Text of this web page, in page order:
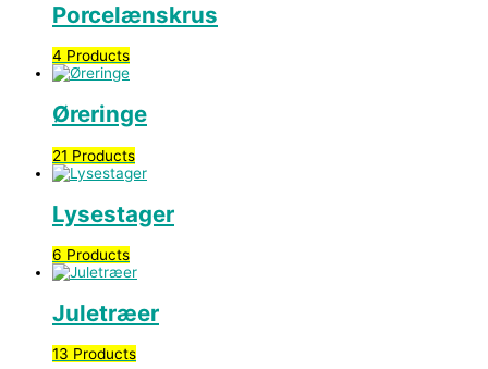
Porcelænskrus
4 Products
Øreringe
21 Products
Lysestager
6 Products
Juletræer
13 Products